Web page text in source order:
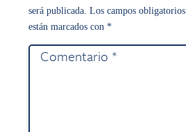
será publicada. Los campos obligatorios
están marcados con *